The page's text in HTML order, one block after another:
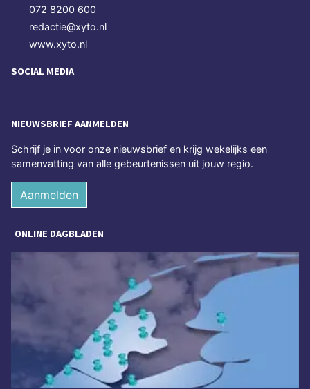
072 8200 600
redactie@xyto.nl
www.xyto.nl
SOCIAL MEDIA
NIEUWSBRIEF AANMELDEN
Schrijf je in voor onze nieuwsbrief en krijg wekelijks een
samenvatting van alle gebeurtenissen uit jouw regio.
Aanmelden
ONLINE DAGBLADEN